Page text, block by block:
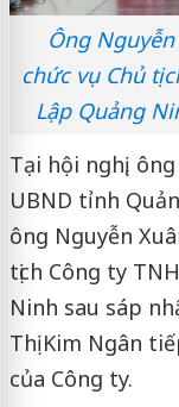
Ông
chức vụ Chủ
Lập Quảng
Tại hội nghị,
UBND tỉnh
ông Nguyễn
tịch Công ty
Ninh sau sáp
Thị Kim Ngân
của Công ty.